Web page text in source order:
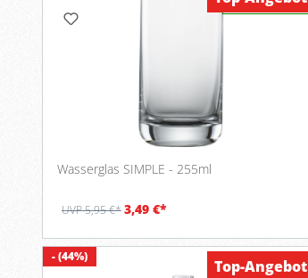
Wasserglas SIMPLE - 255ml
UVP 5,95 €*3,49 €*
- (44%)
Verfügbar
Top-Angebot